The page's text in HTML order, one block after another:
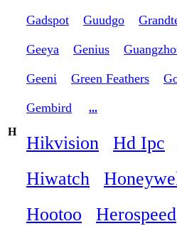
Gadspot Guudgo
Geeya Genius
Geeni Green Feathers
Gembird
...
H
Hikvision Hd Ipc
Hiwatch
Hootoo
Herospeed